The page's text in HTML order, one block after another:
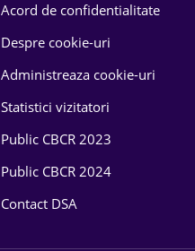
Acord de confidentialitate
Despre cookie-uri
Administreaza cookie-uri
Statistici vizitatori
Public CBCR 2023
Public CBCR 2024
Contact DSA